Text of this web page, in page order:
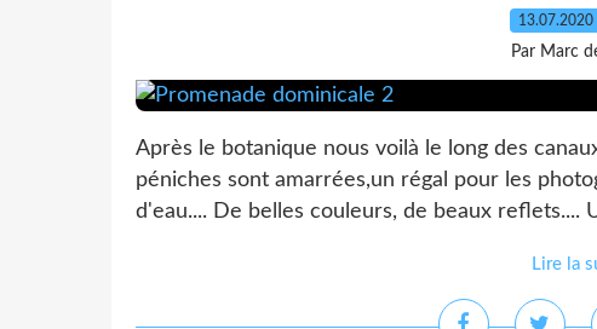
13.07.2020
Par Marc
Après le botanique nous voilà le long des
péniches sont amarrées,un régal pour les
d'eau.... De belles couleurs, de beaux reflets....
Lire la